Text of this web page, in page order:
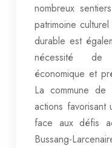
nombreux
patrimoine
durable est
nécessité de
économique et
La commune
actions favorisant
face aux défis
Bussang-